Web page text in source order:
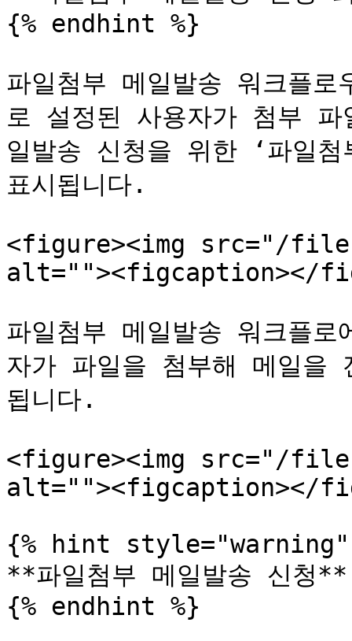
{% endhint %}
파일첨부 메일발송 워크플
로 설정된 사용자가 첨부
일발송 신청을 위한 ‘파일
표시됩니다.
<figure><img src="/files/
alt=""><figcaption></
파일첨부 메일발송 워크플
자가 파일을 첨부해 메일을
됩니다.
<figure><img src="/files/
alt=""><figcaption></
{% hint style="warning"
**파일첨부 메일발송 신청**
{% endhint %}